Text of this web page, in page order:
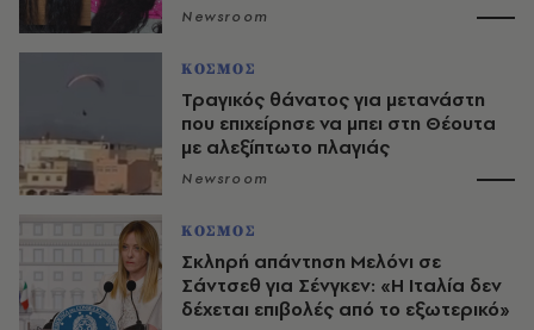
Newsroom
ΚΟΣΜΟΣ
Τραγικός θάνατος για μετανάστη
που επιχείρησε να μπει στη Θέουτα
με αλεξίπτωτο πλαγιάς
Newsroom
ΚΟΣΜΟΣ
Σκληρή απάντηση Μελόνι σε
Σάντσεθ για Σένγκεν: «Η Ιταλία δεν
δέχεται επιβολές από το εξωτερικό»